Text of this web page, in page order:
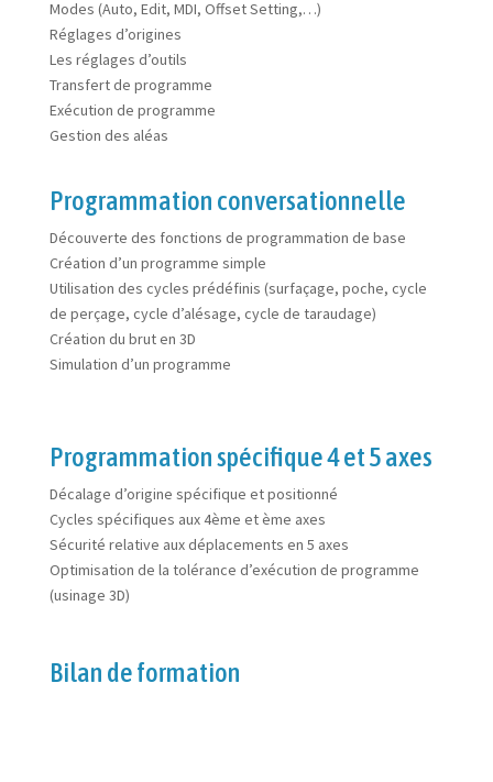
Modes (Auto, Edit, MDI, Offset Setting,…)
Réglages d’origines
Les réglages d’outils
Transfert de programme
Exécution de programme
Gestion des aléas
Programmation conversationnelle
Découverte des fonctions de programmation de base
Création d’un programme simple
Utilisation des cycles prédéfinis (surfaçage, poche, cycle
de perçage, cycle d’alésage, cycle de taraudage)
Création du brut en 3D
Simulation d’un programme
Programmation spécifique 4 et 5 axes
Décalage d’origine spécifique et positionné
Cycles spécifiques aux 4ème et ème axes
Sécurité relative aux déplacements en 5 axes
Optimisation de la tolérance d’exécution de programme
(usinage 3D)
Bilan de formation